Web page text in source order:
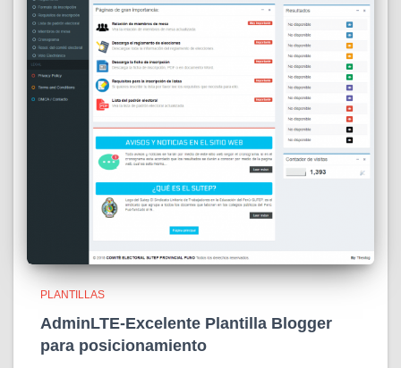
PLANTILLAS
AdminLTE-Excelente Plantilla Blogger
para posicionamiento